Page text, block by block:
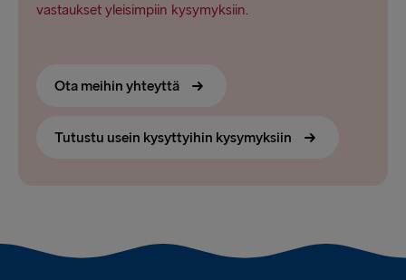
vastaukset yleisimpiin kysymyksiin.
Ota meihin yhteyttä
Tutustu usein kysyttyihin kysymyksiin